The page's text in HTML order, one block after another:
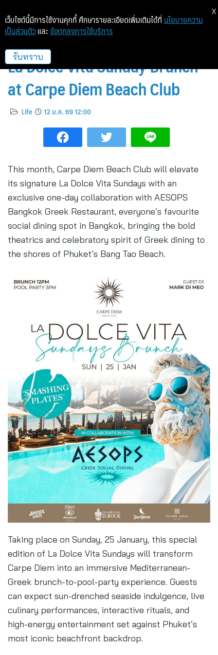
AESOPS Bangkok Takes Over
La Dolce Vita Sunday Brunch
at Carpe Diem Beach Club
Life 12 ม.ค. 69 12:00
This month, Carpe Diem Beach Club will elevate
its signature La Dolce Vita Sundays with an
exclusive one-day collaboration with AESOPS
Bangkok Greek Restaurant, everyone’s favourite
social dining spot in Bangkok, bringing the bold
theatrics and celebratory spirit of Greek dining to
the shores of Phuket’s Bang Tao Beach.
Taking place on Sunday, 25 January, this special
edition of La Dolce Vita Sundays will transform
Carpe Diem into an immersive Mediterranean-
Greek brunch-to-pool-party experience. Guests
can expect sun-drenched seaside indulgence, live
culinary performances, interactive rituals, and
high-energy entertainment set against Phuket’s
most iconic beachfront backdrop.
เว็บไซต์นี้มีการใช้งานคุกกี้ ศึกษารายละเอียดเพิ่มเติมได้ที่ นโยบายความ
เป็นส่วนตัว และ ข้อตกลงการใช้บริการ
รับทราบ
X